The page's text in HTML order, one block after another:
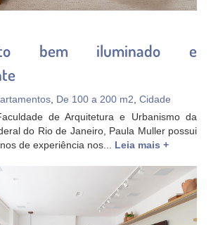
bem iluminado e
De 100 a 200 m2 Cidade
de Arquitetura e Urbanismo da
do Rio de Janeiro, Paula Muller possui
de experiência nos... Leia mais +